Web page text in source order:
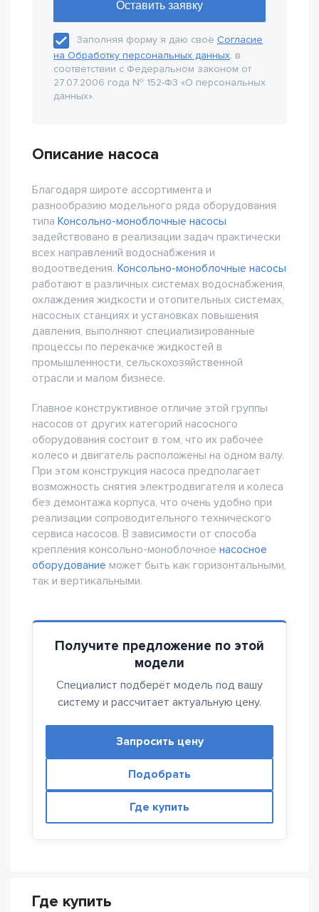
Заполняя форму я даю своё Согласие
на Обработку персональных данных, в
соответствии с Федеральном законом от
27.07.2006 года № 152-Ф3 «О персональных
данных».
Описание насоса
Благодаря широте ассортимента и
разнообразию модельного ряда оборудования
типа Консольно-моноблочные насосы
задействовано в реализации задач практически
всех направлений водоснабжения и
водоотведения. Консольно-моноблочные насосы
работают в различных системах водоснабжения,
охлаждения жидкости и отопительных системах,
насосных станциях и установках повышения
давления, выполняют специализированные
процессы по перекачке жидкостей в
промышленности, сельскохозяйственной
отрасли и малом бизнесе.
Главное конструктивное отличие этой группы
насосов от других категорий насосного
оборудования состоит в том, что их рабочее
колесо и двигатель расположены на одном валу.
При этом конструкция насоса предполагает
возможность снятия электродвигателя и колеса
без демонтажа корпуса, что очень удобно при
реализации сопроводительного технического
сервиса насосов. В зависимости от способа
крепления консольно-моноблочное насосное
оборудование может быть как горизонтальными,
так и вертикальными.
Получите предложение по этой
модели
Специалист подберёт модель под вашу
систему и рассчитает актуальную цену.
Запросить цену
Подобрать
Где купить
Где купить